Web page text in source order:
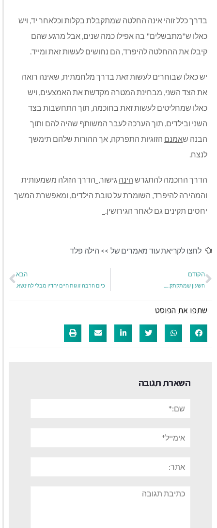
בדרך כלל זוהי אינה החלטה שמתקבלת בקלות וכלאחר יד, ויש
כאלו ש"מתבשלים" בה אפילו כמה שנים, אבל מרגע שהם
קיבלו את ההחלטה להיפרד, הם נחושים לעשות זאת ומייד.
יש כאלו שבוחרים לעשות זאת בדרך מלחמתית, שאינה רואה
את הצד השני, מבחינת המטרה מקדשת את האמצעים, ויש
כאלו שמחליטים לעשות זאת בחוכמה, תוך התחשבות בצד
השני ובילדים, תוך הערכה לעבר המשותף שהיה להם ותוך
הבנה שאמנם הזוגיות התפרקה, אך ההורות שלהם תימשך
לנצח.
הדרך החכמה להתגרש הינה גישור, הדרך הזולה משמעותית
והמהירה להיפרד, השומרת על טובת הילדים, ומאפשרת המשך
יחסים תקינים גם לאחר הגירושין.
לחצו לקריאת עוד מאמרים של >> הילה פלד
הקודם
השעון שמתקתק…..
הבא
כיום הרבה זוגות חיים יחדיו מבלי להינשא.
שתפו את הפוסט
השארת תגובה
תגובה